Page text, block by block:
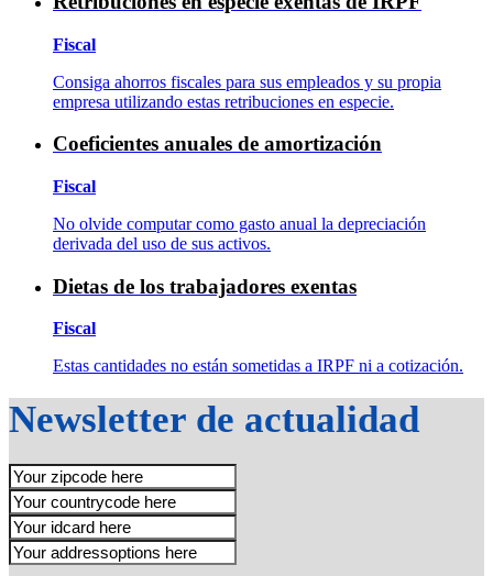
Fiscal
Consiga ahorros fiscales para sus empleados y su propia
empresa utilizando estas retribuciones en especie.
Coeficientes anuales de amortización
Fiscal
No olvide computar como gasto anual la depreciación
derivada del uso de sus activos.
Dietas de los trabajadores exentas
Fiscal
Estas cantidades no están sometidas a IRPF ni a cotización.
Newsletter de actualidad